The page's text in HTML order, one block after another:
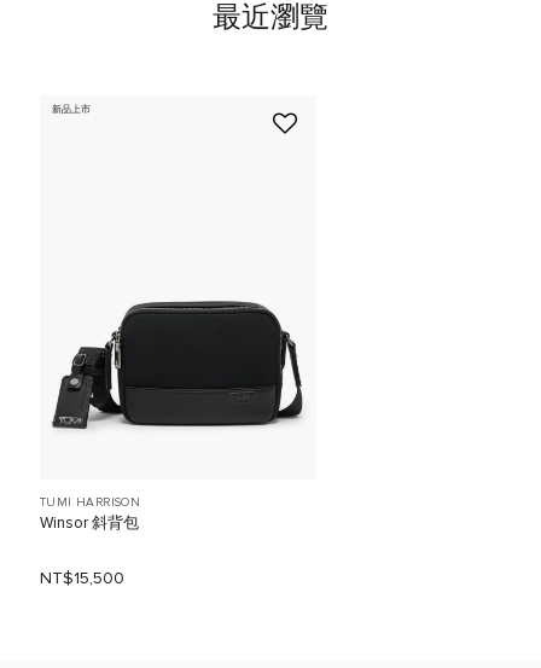
最近瀏覽
新品上市
TUMI HARRISON
Winsor 斜背包
NT$15,500